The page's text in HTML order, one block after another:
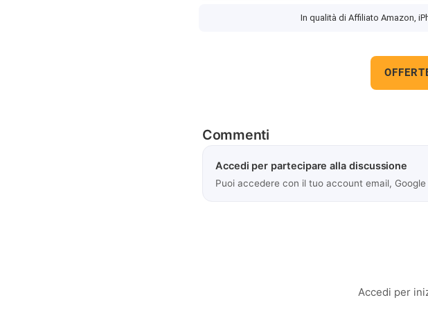
In qualità di Affiliato Amazon,
Commenti
Accedi per partecipare alla discussione
Puoi accedere con il tuo account email,
Accedi per